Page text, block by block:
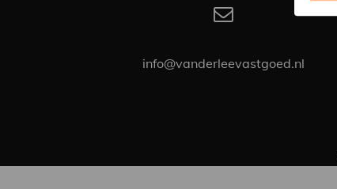
info@vanderleevastgoed.nl